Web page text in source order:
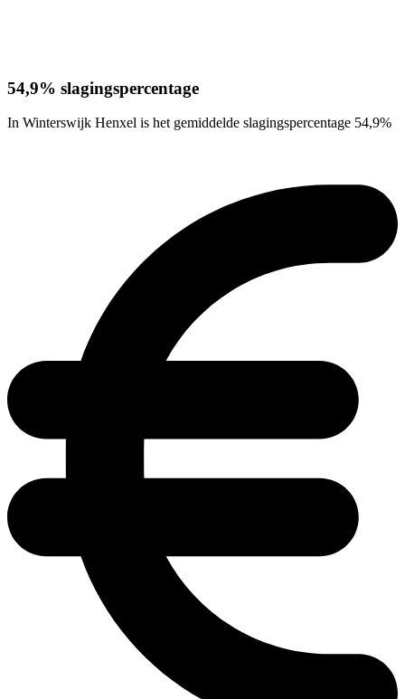
54,9% slagingspercentage
In Winterswijk Henxel is het gemiddelde slagingspercentage 54,9%